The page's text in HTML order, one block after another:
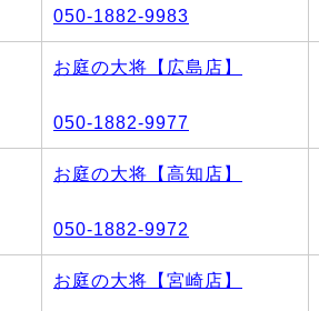
050-1882-9983
お庭の大将【広島店】
050-1882-9977
お庭の大将【高知店】
050-1882-9972
お庭の大将【宮崎店】